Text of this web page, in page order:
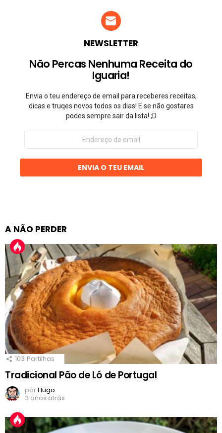
NEWSLETTER
Não Percas Nenhuma Receita do
Iguaria!
Envia o teu endereço de email para receberes receitas,
dicas e truqes novos todos os dias! E se não gostares
podes sempre sair da lista! ;D
Endereço
email
ENVIA O TEU EMAIL
A NÃO PERDER
103 Partilhas
Tradicional Pão de Ló de Portugal
porHugo
3 anos atrás